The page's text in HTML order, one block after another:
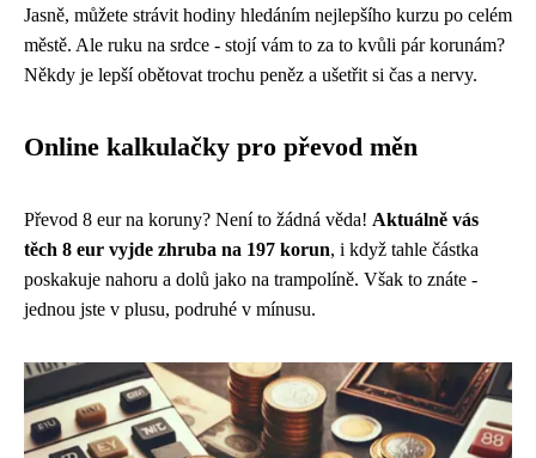
Jasně, můžete strávit hodiny hledáním nejlepšího kurzu po celém
městě. Ale ruku na srdce - stojí vám to za to kvůli pár korunám?
Někdy je lepší obětovat trochu peněz a ušetřit si čas a nervy.
Online kalkulačky pro převod měn
Převod 8 eur na koruny? Není to žádná věda! Aktuálně vás
těch 8 eur vyjde zhruba na 197 korun, i když tahle částka
poskakuje nahoru a dolů jako na trampolíně. Však to znáte -
jednou jste v plusu, podruhé v mínusu.